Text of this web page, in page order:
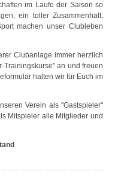
im Laufe der Saison so
ein toller Zusammenhalt,
machen unser Clubleben
Clubanlage immer herzlich
Trainingskurse" an und freuen
halten wir für Euch im
Verein als "Gastspieler"
Mitspieler alle Mitglieder und